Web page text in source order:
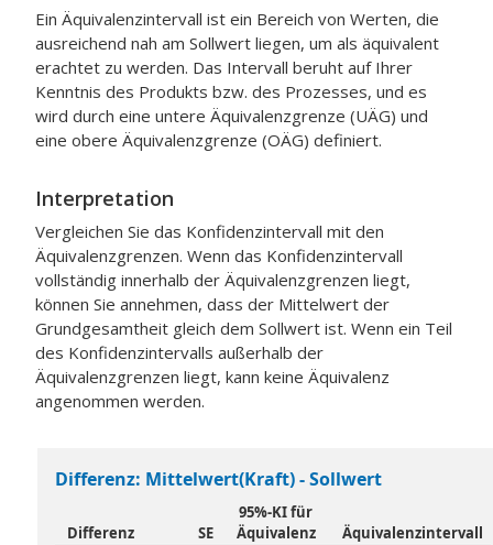
Ein Äquivalenzintervall ist ein Bereich von Werten, die
ausreichend nah am Sollwert liegen, um als äquivalent
erachtet zu werden. Das Intervall beruht auf Ihrer
Kenntnis des Produkts bzw. des Prozesses, und es
wird durch eine untere Äquivalenzgrenze (UÄG) und
eine obere Äquivalenzgrenze (OÄG) definiert.
Interpretation
Vergleichen Sie das Konfidenzintervall mit den
Äquivalenzgrenzen. Wenn das Konfidenzintervall
vollständig innerhalb der Äquivalenzgrenzen liegt,
können Sie annehmen, dass der Mittelwert der
Grundgesamtheit gleich dem Sollwert ist. Wenn ein Teil
des Konfidenzintervalls außerhalb der
Äquivalenzgrenzen liegt, kann keine Äquivalenz
angenommen werden.
Differenz: Mittelwert(Kraft) - Sollwert
Differenz SE
95%-KI für
Äquivalenz
Äquivalenzintervall